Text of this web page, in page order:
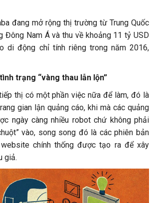
đang mở rộng thị trường từ Trung Quốc
Đông Nam Á và thu về khoảng 11 tỷ USD
di động chỉ tính riêng trong năm 2016,
trạng “vàng thau lẫn lộn”
thị có một phần việc nữa để làm, đó là
gian lận quảng cáo, khi mà các quảng
ngày càng nhiều robot chứ không phải
vào, song song đó là các phiên bản
chính thống được tạo ra để xây
giả.